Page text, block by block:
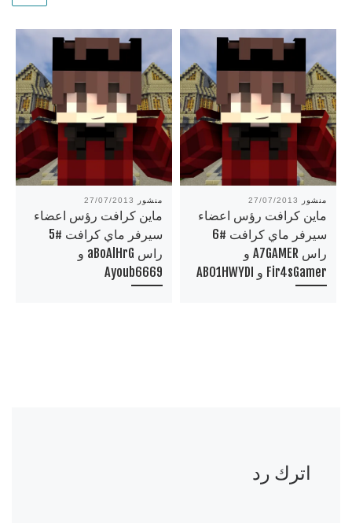
منشور 27/07/2013
ماين كرافت رؤس اعضاء
سيرفر ماي كرافت #5
راس aBoAlHrG و
Ayoub6669
منشور 27/07/2013
ماين كرافت رؤس اعضاء
سيرفر ماي كرافت #6
راس A7GAMER و
Fir4sGamer و ABO1HWYDI
اترك رد